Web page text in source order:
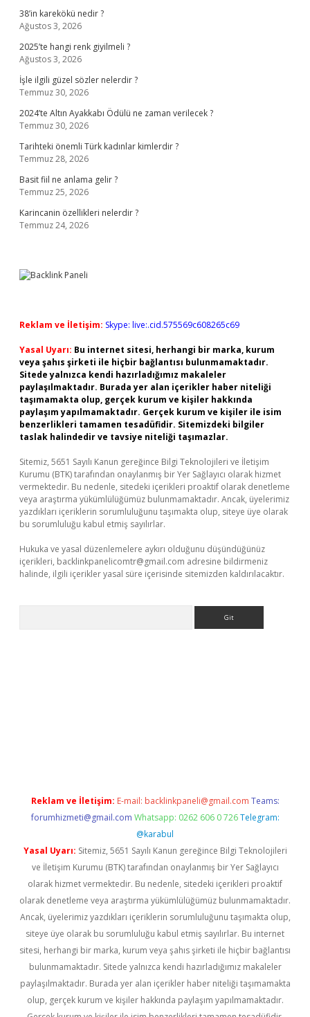
38’in karekökü nedir ?
Ağustos 3, 2026
2025’te hangi renk giyilmeli ?
Ağustos 3, 2026
İşle ilgili güzel sözler nelerdir ?
Temmuz 30, 2026
2024’te Altın Ayakkabı Ödülü ne zaman verilecek ?
Temmuz 30, 2026
Tarihteki önemli Türk kadınlar kimlerdir ?
Temmuz 28, 2026
Basit fiil ne anlama gelir ?
Temmuz 25, 2026
Karincanin özellikleri nelerdir ?
Temmuz 24, 2026
Reklam ve İletişim: Skype: live:.cid.575569c608265c69
Yasal Uyarı: Bu internet sitesi, herhangi bir marka, kurum
veya şahıs şirketi ile hiçbir bağlantısı bulunmamaktadır.
Sitede yalnızca kendi hazırladığımız makaleler
paylaşılmaktadır. Burada yer alan içerikler haber niteliği
taşımamakta olup, gerçek kurum ve kişiler hakkında
paylaşım yapılmamaktadır. Gerçek kurum ve kişiler ile isim
benzerlikleri tamamen tesadüfidir. Sitemizdeki bilgiler
taslak halindedir ve tavsiye niteliği taşımazlar.
Sitemiz, 5651 Sayılı Kanun gereğince Bilgi Teknolojileri ve İletişim
Kurumu (BTK) tarafından onaylanmış bir Yer Sağlayıcı olarak hizmet
vermektedir. Bu nedenle, sitedeki içerikleri proaktif olarak denetleme
veya araştırma yükümlülüğümüz bulunmamaktadır. Ancak, üyelerimiz
yazdıkları içeriklerin sorumluluğunu taşımakta olup, siteye üye olarak
bu sorumluluğu kabul etmiş sayılırlar.
Hukuka ve yasal düzenlemelere aykırı olduğunu düşündüğünüz
içerikleri, backlinkpanelicomtr@gmail.com adresine bildirmeniz
halinde, ilgili içerikler yasal süre içerisinde sitemizden kaldırılacaktır.
Reklam ve İletişim: E-mail: backlinkpaneli@gmail.com Teams:
forumhizmeti@gmail.com Whatsapp: 0262 606 0 726 Telegram:
@karabul
Yasal Uyarı: Sitemiz, 5651 Sayılı Kanun gereğince Bilgi Teknolojileri
ve İletişim Kurumu (BTK) tarafından onaylanmış bir Yer Sağlayıcı
olarak hizmet vermektedir. Bu nedenle, sitedeki içerikleri proaktif
olarak denetleme veya araştırma yükümlülüğümüz bulunmamaktadır.
Ancak, üyelerimiz yazdıkları içeriklerin sorumluluğunu taşımakta olup,
siteye üye olarak bu sorumluluğu kabul etmiş sayılırlar. Bu internet
sitesi, herhangi bir marka, kurum veya şahıs şirketi ile hiçbir bağlantısı
bulunmamaktadır. Sitede yalnızca kendi hazırladığımız makaleler
paylaşılmaktadır. Burada yer alan içerikler haber niteliği taşımamakta
olup, gerçek kurum ve kişiler hakkında paylaşım yapılmamaktadır.